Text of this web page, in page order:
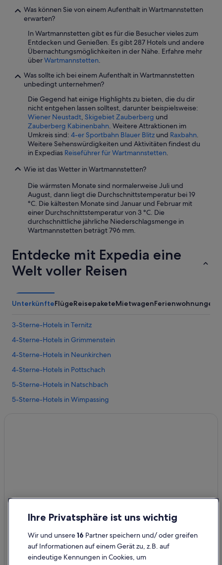
Was können Sie von einem Aufenthalt in Wartmannstetten
erwarten?
In Wartmannstetten gibt es für die Besucher vieles zum
Entdecken und Genießen. Es gibt 287 Hotels und andere
Übernachtungsmöglichkeiten in der Nähe. Erfahre mehr
überWartmannstetten.
Was sollte ich bei einem Aufenthalt in Wartmannstetten
unbedingt unternehmen?
Die Gegend hat einige Highlights zu bieten, die du dir
nicht entgehen lassen solltest, darunter beispielsweise:
Wiener Neustadt, Skigebiet Zauberberg und
Zauberberg Kabinenbahn. Weitere Attraktionen im
Umkreis sind: 4-er Sportbahn Blauer Blitz und Raxbahn.
Weitere Sehenswürdigkeiten und Aktivitäten findest du
in Expedias Reiseführer für Wartmannstetten.
Wie ist das Wetter in Wartmannstetten?
Die wärmsten Monate sind normalerweise Juli und
August, dann liegt die Durchschnittstemperatur bei 19
°C. Die kältesten Monate sind Januar und Februar mit
einer Durchschnittstemperatur von 3 °C. Die
durchschnittliche jährliche Niederschlagsmenge in
Wartmannstetten beträgt 796 mm.
Entdecke mit Expedia eine
Welt voller Reisen
UnterkünfteFlügeReisepaketeMietwagenFerienwohnungen
3-Sterne-Hotels in Ternitz
4-Sterne-Hotels in Grimmenstein
4-Sterne-Hotels in Neunkirchen
4-Sterne-Hotels in Pottschach
5-Sterne-Hotels in Natschbach
5-Sterne-Hotels in Wimpassing
Hotels nahe Bahnhof Seebenstein
Gasthöfe in Bahnhof Ternitz
Hotels nahe Bahnhof Ternitz
Ihre Privatsphäre ist uns wichtig
Wir und unsere16 Partner speichern und/ oder greifen
auf Informationen auf einem Gerät zu, z.B. auf
eindeutige Kennungen in Cookies, um